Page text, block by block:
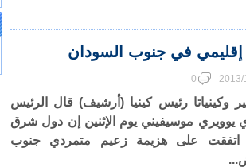
في جنوب السودان
2013/
0
وكينياتا رئيس كينيا (أرشيف) قال الرئيس
يوويري موسيفيني يوم الإثنين إن دول شرق
اتفقت على هزيمة زعيم متمردي جنوب